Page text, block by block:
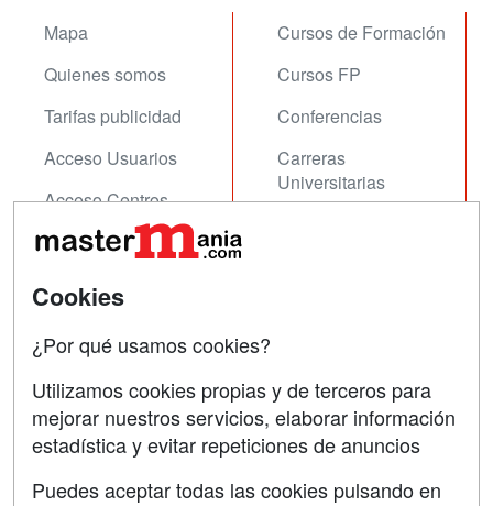
Mapa
Quienes somos
Tarifas publicidad
Acceso Usuarios
Acceso Centros
Cursos de Formación
Cursos FP
Conferencias
Carreras
Universitarias
Contactar
Copyleft
Cookies
¿Por qué usamos cookies?
Utilizamos cookies propias y de terceros para
mejorar nuestros servicios, elaborar información
estadística y evitar repeticiones de anuncios
Puedes aceptar todas las cookies pulsando en